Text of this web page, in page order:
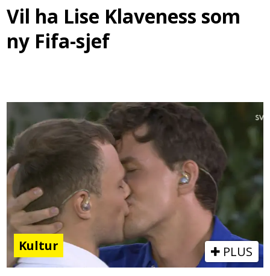
Vil ha Lise Klaveness som
ny Fifa-sjef
Kultur PLUS